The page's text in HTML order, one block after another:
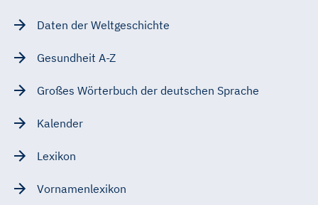
Daten der Weltgeschichte
Gesundheit A-Z
Großes Wörterbuch der deutschen Sprache
Kalender
Lexikon
Vornamenlexikon